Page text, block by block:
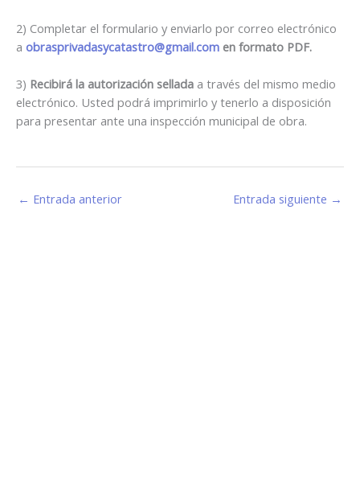
2) Completar el formulario y enviarlo por correo electrónico
a obrasprivadasycatastro@gmail.com en formato PDF.
3) Recibirá la autorización sellada a través del mismo medio
electrónico. Usted podrá imprimirlo y tenerlo a disposición
para presentar ante una inspección municipal de obra.
← Entrada anterior Entrada siguiente →